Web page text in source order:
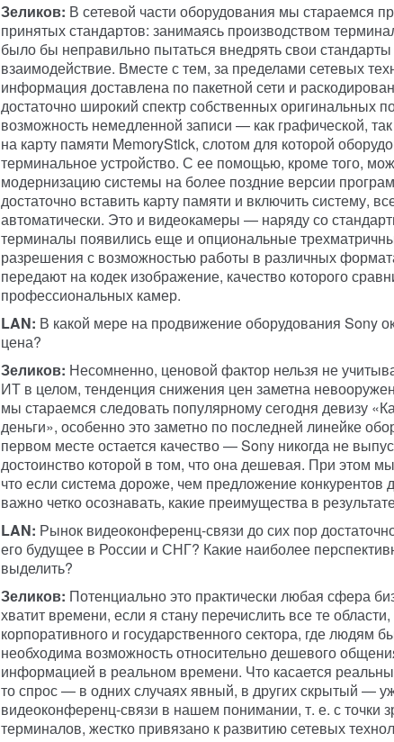
Зеликов: В сетевой части оборудования мы стараемся
принятых стандартов: занимаясь производством
было бы неправильно пытаться внедрять свои стандарты
взаимодействие. Вместе с тем, за пределами сетевых
информация доставлена по пакетной сети и
достаточно широкий спектр собственных оригинальных
возможность немедленной записи — как графической,
на карту памяти MemoryStick, слотом для которой
терминальное устройство. С ее помощью, кроме того,
модернизацию системы на более поздние версии
достаточно вставить карту памяти и включить систему,
автоматически. Это и видеокамеры — наряду со
терминалы появились еще и опциональные
разрешения с возможностью работы в различных
передают на кодек изображение, качество которого
профессиональных камер.
LAN: В какой мере на продвижение оборудования Sony
цена?
Зеликов: Несомненно, ценовой фактор нельзя не
ИТ в целом, тенденция снижения цен заметна
мы стараемся следовать популярному сегодня девизу
деньги», особенно это заметно по последней линейке
первом месте остается качество — Sony никогда не
достоинство которой в том, что она дешевая. При этом
что если система дороже, чем предложение конкурентов
важно четко осознавать, какие преимущества в
LAN: Рынок видеоконференц-связи до сих пор
его будущее в России и СНГ? Какие наиболее
выделить?
Зеликов: Потенциально это практически любая сфера
хватит времени, если я стану перечислить все те
корпоративного и государственного сектора, где людям
необходима возможность относительно дешевого
информацией в реальном времени. Что касается
то спрос — в одних случаях явный, в других скрытый —
видеоконференц-связи в нашем понимании, т. е. с точки
терминалов, жестко привязано к развитию сетевых